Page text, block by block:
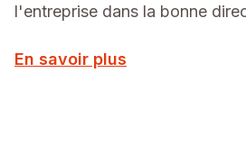
l'entreprise dans la bonne
En savoir plus